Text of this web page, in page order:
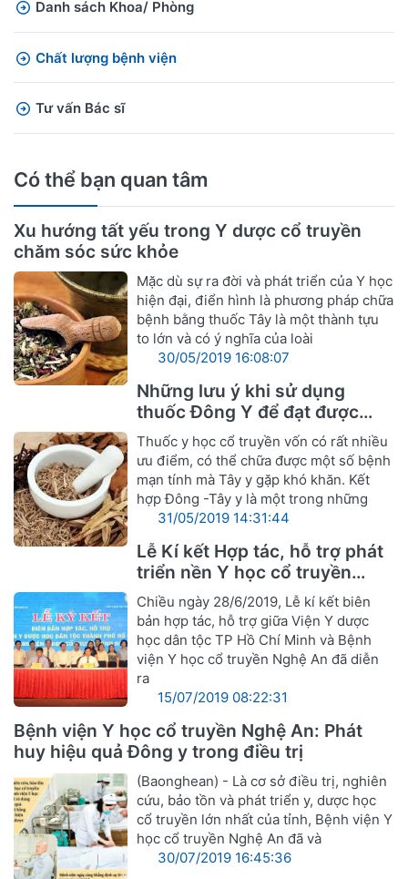
Danh sách Khoa/ Phòng
Chất lượng bệnh viện
Tư vấn Bác sĩ
Có thể bạn quan tâm
Xu hướng tất yếu trong Y dược cổ truyền
chăm sóc sức khỏe
Mặc dù sự ra đời và phát triển của Y học
hiện đại, điển hình là phương pháp chữa
bệnh bằng thuốc Tây là một thành tựu
to lớn và có ý nghĩa của loài
30/05/2019 16:08:07
Những lưu ý khi sử dụng
thuốc Đông Y để đạt được
hiệu quả tốt nhất
Thuốc y học cổ truyền vốn có rất nhiều
ưu điểm, có thể chữa được một số bệnh
mạn tính mà Tây y gặp khó khăn. Kết
hợp Đông -Tây y là một trong những
31/05/2019 14:31:44
Lễ Kí kết Hợp tác, hỗ trợ phát
triển nền Y học cổ truyền
Nghệ An
Chiều ngày 28/6/2019, Lễ kí kết biên
bản hợp tác, hỗ trợ giữa Viện Y dược
học dân tộc TP Hồ Chí Minh và Bệnh
viện Y học cổ truyền Nghệ An đã diễn
ra
15/07/2019 08:22:31
Bệnh viện Y học cổ truyền Nghệ An: Phát
huy hiệu quả Đông y trong điều trị
(Baonghean) - Là cơ sở điều trị, nghiên
cứu, bảo tồn và phát triển y, dược học
cổ truyền lớn nhất của tỉnh, Bệnh viện Y
học cổ truyền Nghệ An đã và
30/07/2019 16:45:36